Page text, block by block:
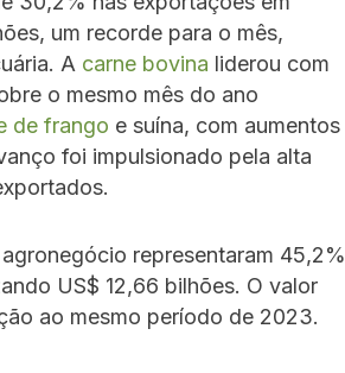
um recorde para o mês,
A carne bovina liderou com
o mesmo mês do ano
de frango e suína, com aumentos
foi impulsionado pela alta
representaram 45,2%
US$ 12,66 bilhões. O valor
ao mesmo período de 2023.